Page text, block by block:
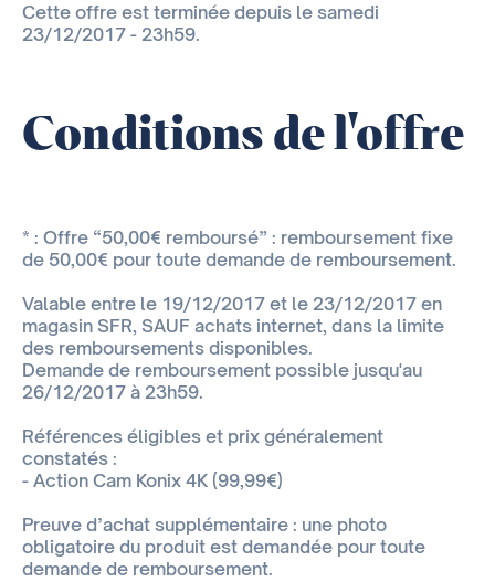
Cette offre est terminée depuis le samedi
23/12/2017 - 23h59.
Conditions de l'offre
* : Offre “50,00€ remboursé” : remboursement fixe
de 50,00€ pour toute demande de remboursement.
Valable entre le 19/12/2017 et le 23/12/2017 en
magasin SFR, SAUF achats internet, dans la limite
des remboursements disponibles.
Demande de remboursement possible jusqu'au
26/12/2017 à 23h59.
Références éligibles et prix généralement
constatés :
- Action Cam Konix 4K (99,99€)
Preuve d’achat supplémentaire : une photo
obligatoire du produit est demandée pour toute
demande de remboursement.